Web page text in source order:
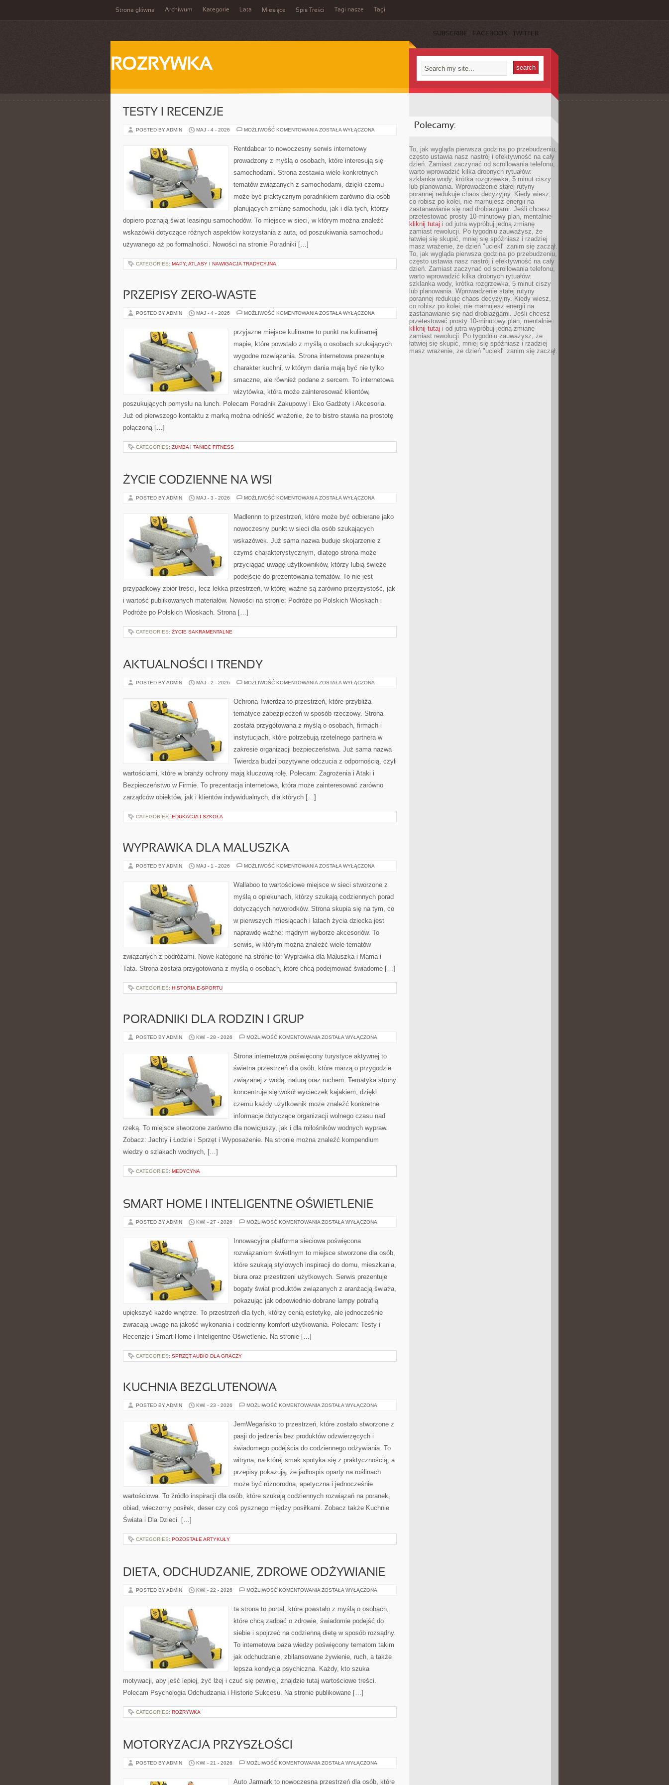
Strona główna Archiwum Kategorie Lata Miesiące Spis Treści Tagi nasze Tagi
SUBSCRIBE FACEBOOK TWITTER
ROZRYWKA
TESTY I RECENZJE
POSTED BY ADMIN MAJ - 4 - 2026 MOŻLIWOŚĆ KOMENTOWANIA TESTY
ZOSTAŁA WYŁĄCZONA
Rentdabcar to nowoczesny serwis internetowy
prowadzony z myślą o osobach, które interesują się
samochodami. Strona zestawia wiele konkretnych
tematów związanych z samochodami, dzięki czemu
może być praktycznym poradnikiem zarówno dla osób
planujących zmianę samochodu, jak i dla tych, którzy
dopiero poznają świat leasingu samochodów. To miejsce w sieci, w którym można znaleźć
wskazówki dotyczące różnych aspektów korzystania z auta, od poszukiwania samochodu
używanego aż po formalności. Nowości na stronie Poradniki […]
CATEGORIES: MAPY, ATLASY I NAWIGACJA TRADYCYJNA
PRZEPISY ZERO-WASTE
POSTED BY ADMIN MAJ - 4 - 2026 MOŻLIWOŚĆ KOMENTOWANIA PRZEPISY
ZOSTAŁA WYŁĄCZONA
przyjazne miejsce kulinarne to punkt na kulinarnej
mapie, które powstało z myślą o osobach szukających
wygodne rozwiązania. Strona internetowa prezentuje
charakter kuchni, w którym dania mają być nie tylko
smaczne, ale również podane z sercem. To internetowa
wizytówka, która może zainteresować klientów,
poszukujących pomysłu na lunch. Polecam Poradnik Zakupowy i Eko Gadżety i Akcesoria.
Już od pierwszego kontaktu z marką można odnieść wrażenie, że to bistro stawia na prostotę
połączoną […]
CATEGORIES: ZUMBA I TANIEC FITNESS
ŻYCIE CODZIENNE NA WSI
POSTED BY ADMIN MAJ - 3 - 2026 MOŻLIWOŚĆ KOMENTOWANIA ŻYCIE
ZOSTAŁA WYŁĄCZONA
Madlennn to przestrzeń, które może być odbierane jako
nowoczesny punkt w sieci dla osób szukających
wskazówek. Już sama nazwa buduje skojarzenie z
czymś charakterystycznym, dlatego strona może
przyciągać uwagę użytkowników, którzy lubią świeże
podejście do prezentowania tematów. To nie jest
przypadkowy zbiór treści, lecz lekka przestrzeń, w której ważne są zarówno przejrzystość, jak
i wartość publikowanych materiałów. Nowości na stronie: Podróże po Polskich Wioskach i
Podróże po Polskich Wioskach. Strona […]
CATEGORIES: ŻYCIE SAKRAMENTALNE
AKTUALNOŚCI I TRENDY
POSTED BY ADMIN MAJ - 2 - 2026 MOŻLIWOŚĆ KOMENTOWANIA AKTUALNOŚCI
ZOSTAŁA WYŁĄCZONA
Ochrona Twierdza to przestrzeń, które przybliża
tematyce zabezpieczeń w sposób rzeczowy. Strona
została przygotowana z myślą o osobach, firmach i
instytucjach, które potrzebują rzetelnego partnera w
zakresie organizacji bezpieczeństwa. Już sama nazwa
Twierdza budzi pozytywne odczucia z odpornością, czyli
wartościami, które w branży ochrony mają kluczową rolę. Polecam: Zagrożenia i Ataki i
Bezpieczeństwo w Firmie. To prezentacja internetowa, która może zainteresować zarówno
zarządców obiektów, jak i klientów indywidualnych, dla których […]
CATEGORIES: EDUKACJA I SZKOŁA
WYPRAWKA DLA MALUSZKA
POSTED BY ADMIN MAJ - 1 - 2026 MOŻLIWOŚĆ KOMENTOWANIA WYPRAWKA
ZOSTAŁA WYŁĄCZONA
Wallaboo to wartościowe miejsce w sieci stworzone z
myślą o opiekunach, którzy szukają codziennych porad
dotyczących noworodków. Strona skupia się na tym, co
w pierwszych miesiącach i latach życia dziecka jest
naprawdę ważne: mądrym wyborze akcesoriów. To
serwis, w którym można znaleźć wiele tematów
związanych z podróżami. Nowe kategorie na stronie to: Wyprawka dla Maluszka i Mama i
Tata. Strona została przygotowana z myślą o osobach, które chcą podejmować świadome […]
CATEGORIES: HISTORIA E-SPORTU
PORADNIKI DLA RODZIN I GRUP
POSTED BY ADMIN KWI - 28 - 2026 MOŻLIWOŚĆ KOMENTOWANIA PORADNIKI
GRUP
ZOSTAŁA WYŁĄCZONA
Strona internetowa poświęcony turystyce aktywnej to
świetna przestrzeń dla osób, które marzą o przygodzie
związanej z wodą, naturą oraz ruchem. Tematyka strony
koncentruje się wokół wycieczek kajakiem, dzięki
czemu każdy użytkownik może znaleźć konkretne
informacje dotyczące organizacji wolnego czasu nad
rzeką. To miejsce stworzone zarówno dla nowicjuszy, jak i dla miłośników wodnych wypraw.
Zobacz: Jachty i Łodzie i Sprzęt i Wyposażenie. Na stronie można znaleźć kompendium
wiedzy o szlakach wodnych, […]
CATEGORIES: MEDYCYNA
SMART HOME I INTELIGENTNE OŚWIETLENIE
POSTED BY ADMIN KWI - 27 - 2026 MOŻLIWOŚĆ KOMENTOWANIA SMART
INTELIGENTNE
OŚWIETLENIE
ZOSTAŁA WYŁĄCZONA
Innowacyjna platforma sieciowa poświęcona
rozwiązaniom świetlnym to miejsce stworzone dla osób,
które szukają stylowych inspiracji do domu, mieszkania,
biura oraz przestrzeni użytkowych. Serwis prezentuje
bogaty świat produktów związanych z aranżacją światła,
pokazując jak odpowiednio dobrane lampy potrafią
upiększyć każde wnętrze. To przestrzeń dla tych, którzy cenią estetykę, ale jednocześnie
zwracają uwagę na jakość wykonania i codzienny komfort użytkowania. Polecam: Testy i
Recenzje i Smart Home i Inteligentne Oświetlenie. Na stronie […]
CATEGORIES: SPRZĘT AUDIO DLA GRACZY
KUCHNIA BEZGLUTENOWA
POSTED BY ADMIN KWI - 23 - 2026 MOŻLIWOŚĆ KOMENTOWANIA KUCHNIA
ZOSTAŁA WYŁĄCZONA
JemWegańsko to przestrzeń, które zostało stworzone z
pasji do jedzenia bez produktów odzwierzęcych i
świadomego podejścia do codziennego odżywiania. To
witryna, na której smak spotyka się z praktycznością, a
przepisy pokazują, że jadłospis oparty na roślinach
może być różnorodna, apetyczna i jednocześnie
wartościowa. To źródło inspiracji dla osób, które szukają codziennych rozwiązań na poranek,
obiad, wieczorny posiłek, deser czy coś pysznego między posiłkami. Zobacz także Kuchnie
Świata i Dla Dzieci. […]
CATEGORIES: POZOSTAŁE ARTYKUŁY
DIETA, ODCHUDZANIE, ZDROWE ODŻYWIANIE
POSTED BY ADMIN KWI - 22 - 2026 MOŻLIWOŚĆ KOMENTOWANIA DIETA,
ODŻYWIANIE
ZOSTAŁA WYŁĄCZONA
ta strona to portal, które powstało z myślą o osobach,
które chcą zadbać o zdrowie, świadomie podejść do
siebie i spojrzeć na codzienną dietę w sposób rozsądny.
To internetowa baza wiedzy poświęcony tematom takim
jak odchudzanie, zbilansowane żywienie, ruch, a także
lepsza kondycja psychiczna. Każdy, kto szuka
motywacji, aby jeść lepiej, żyć lżej i czuć się pewniej, znajdzie tutaj wartościowe treści.
Polecam Psychologia Odchudzania i Historie Sukcesu. Na stronie publikowane […]
CATEGORIES: ROZRYWKA
MOTORYZACJA PRZYSZŁOŚCI
POSTED BY ADMIN KWI - 21 - 2026 MOŻLIWOŚĆ KOMENTOWANIA MOTORYZACJA
ZOSTAŁA WYŁĄCZONA
Auto Jarmark to nowoczesna przestrzeń dla osób, które
Polecamy:
To, jak wygląda pierwsza godzina po przebudzeniu,
często ustawia nasz nastrój i efektywność na cały
dzień. Zamiast zaczynać od scrollowania telefonu,
warto wprowadzić kilka drobnych rytuałów:
szklanka wody, krótka rozgrzewka, 5 minut ciszy
lub planowania. Wprowadzenie stałej rutyny
porannej redukuje chaos decyzyjny. Kiedy wiesz,
co robisz po kolei, nie marnujesz energii na
zastanawianie się nad drobiazgami. Jeśli chcesz
przetestować prosty 10-minutowy plan, mentalnie
kliknij tutaj i od jutra wypróbuj jedną zmianę
zamiast rewolucji. Po tygodniu zauważysz, że
łatwiej się skupić, mniej się spóźniasz i rzadziej
masz wrażenie, że dzień "uciekł" zanim się zaczął.
To, jak wygląda pierwsza godzina po przebudzeniu,
często ustawia nasz nastrój i efektywność na cały
dzień. Zamiast zaczynać od scrollowania telefonu,
warto wprowadzić kilka drobnych rytuałów:
szklanka wody, krótka rozgrzewka, 5 minut ciszy
lub planowania. Wprowadzenie stałej rutyny
porannej redukuje chaos decyzyjny. Kiedy wiesz,
co robisz po kolei, nie marnujesz energii na
zastanawianie się nad drobiazgami. Jeśli chcesz
przetestować prosty 10-minutowy plan, mentalnie
kliknij tutaj i od jutra wypróbuj jedną zmianę
zamiast rewolucji. Po tygodniu zauważysz, że
łatwiej się skupić, mniej się spóźniasz i rzadziej
masz wrażenie, że dzień "uciekł" zanim się zaczął.